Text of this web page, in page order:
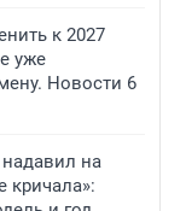
к 2027
уже
Новости 6
на
кричала»: